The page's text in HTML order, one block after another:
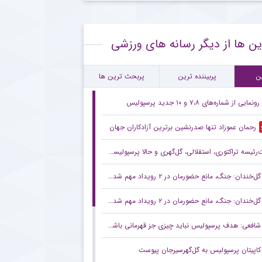
معنادار پیشکسوت استقلال درباره قرارداد رضاییان
بازی تدارکاتی استقلال پیش از لیگ + جزئیات
ها از دیگر رسانه های ورزشی
پربیننده ترین پربحث ترین ها
رونمایی از شماره‌های ۷،۸ و ۱۰ جدید پرسپولیس
رحمان عموزاد تنها صدرنشین برترین آزادکاران جهان
تراکتوری، استقلالی، گل‌گهری و حالا پرسپولیسی! انتصاب‌های عجیب در باشگاه‌های خاص؛ فدراسیون حتما جوابگو باشد
گل‌خندان: جنگ، مانع حضورمان در ۲ رویداد مهم شد/ با قدرت برای بازی‌های آسیایی و سهمیه المپیک می‌جنگیم
گل‌خندان: جنگ، مانع حضورمان در ۲ رویداد مهم شد/ با قدرت برای بازی‌های آسیایی و سهمیه المپیک می‌جنگیم
شافعی: هدف پرسپولیس نباید چیزی جز قهرمانی باشد/ برای جام ملت‌ها باید از برخی چهره‌ها عبور کنیم
کاپیتان پرسپولیس به گل‌گهرسیرجان پیوست